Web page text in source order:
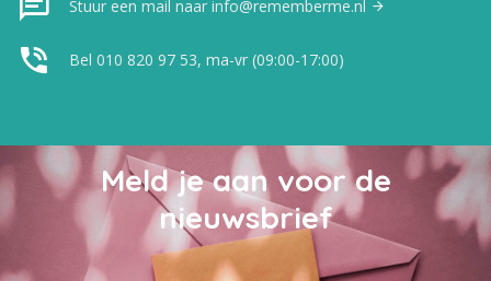
Stuur een mail naar info@rememberme.nl
Bel 010 820 97 53, ma-vr (09:00-17:00)
Meld je aan voor de
nieuwsbrief